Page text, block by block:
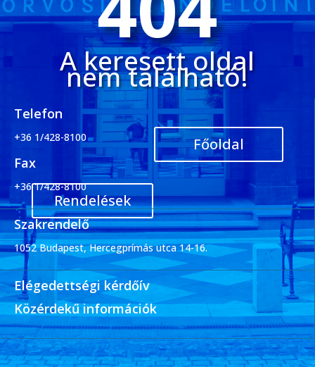
A keresett oldal
nem található!
Főoldal
Rendelések
Telefon
+36 1/428-8100
Fax
+36 1/428-8100
Szakrendelő
1052 Budapest, Hercegprímás utca 14-16.
Elégedettségi kérdőív
Közérdekű információk